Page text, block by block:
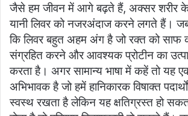
जैसे हम जीवन में आगे बढ़ते हैं, अक्सर शरीर
यानी लिवर को नजरअंदाज करने लगते हैं।
कि लिवर बहुत अहम अंग है जो रक्त को साफ
संग्रहित करने और आवश्यक प्रोटीन का
करता है। अगर सामान्य भाषा में कहें तो यह
अभिभावक है जो हमें हानिकारक विषाक्त
स्वस्थ रखता है लेकिन यह क्षतिग्रस्त हो